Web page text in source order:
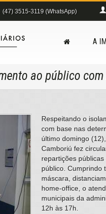
(47) 3515-3119 (WhatsApp)
A
ao público
Respeitando o
com base nas
último domingo
Camboriú fez
repartições
público. Cumprindo
máscara,
home-office, o
municipais da
12h às 17h.